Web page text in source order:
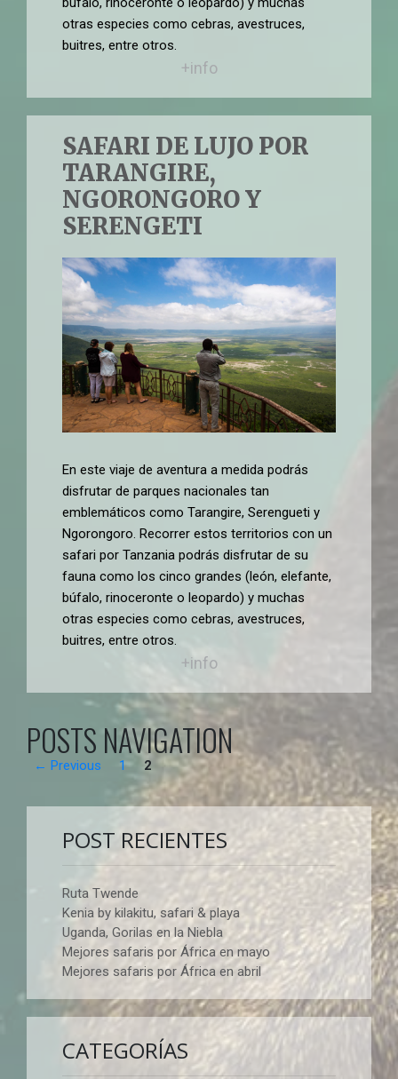
otras especies como cebras, avestruces,
buitres, entre otros.
+info
SAFARI DE LUJO POR
TARANGIRE,
NGORONGORO Y
SERENGETI
En este viaje de aventura a medida podrás
disfrutar de parques nacionales tan
emblemáticos como Tarangire, Serengueti y
Ngorongoro. Recorrer estos territorios con un
safari por Tanzania podrás disfrutar de su
fauna como los cinco grandes (león, elefante,
búfalo, rinoceronte o leopardo) y muchas
otras especies como cebras, avestruces,
buitres, entre otros.
+info
POSTS NAVIGATION
← Previous 1 2
POST RECIENTES
Ruta Twende
Kenia by kilakitu, safari & playa
Uganda, Gorilas en la Niebla
Mejores safaris por África en mayo
Mejores safaris por África en abril
CATEGORÍAS